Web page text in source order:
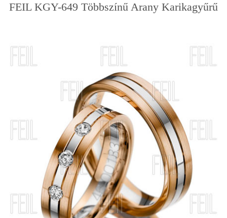
FEIL KGY-649 Többszínű Arany Karikagyűrű